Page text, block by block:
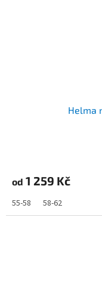
Helma
od 1 259 Kč
55-58 58-62